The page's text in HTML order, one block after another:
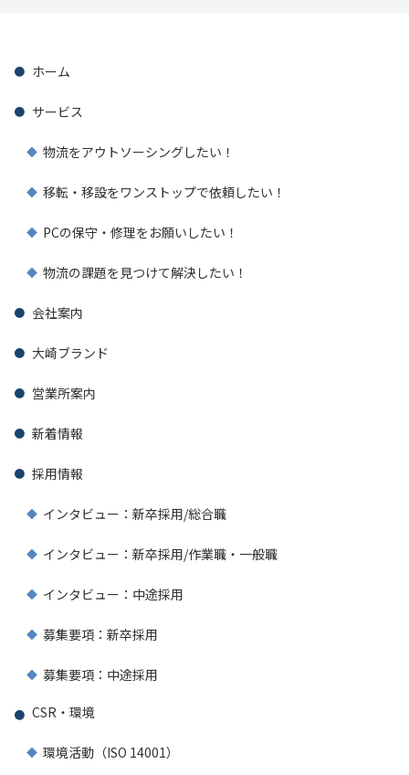
ホーム
サービス
物流をアウトソーシングしたい！
移転・移設をワンストップで依頼したい！
PCの保守・修理をお願いしたい！
物流の課題を見つけて解決したい！
会社案内
大崎ブランド
営業所案内
新着情報
採用情報
インタビュー：新卒採用/総合職
インタビュー：新卒採用/作業職・一般職
インタビュー：中途採用
募集要項：新卒採用
募集要項：中途採用
CSR・環境
環境活動（ISO 14001）